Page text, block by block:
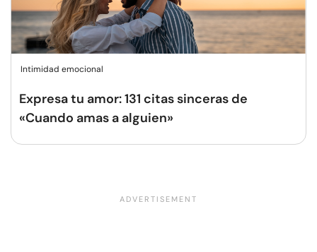
Intimidad emocional
Expresa tu amor: 131 citas sinceras de
«Cuando amas a alguien»